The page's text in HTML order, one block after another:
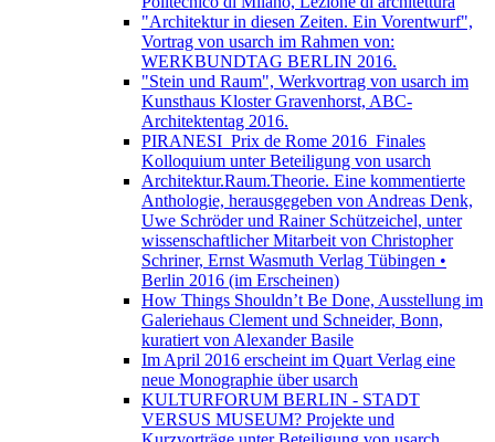
"Architektur in diesen Zeiten. Ein Vorentwurf",
Vortrag von usarch im Rahmen von:
WERKBUNDTAG BERLIN 2016.
"Stein und Raum", Werkvortrag von usarch im
Kunsthaus Kloster Gravenhorst, ABC-
Architektentag 2016.
PIRANESI_Prix de Rome 2016_Finales
Kolloquium unter Beteiligung von usarch
Architektur.Raum.Theorie. Eine kommentierte
Anthologie, herausgegeben von Andreas Denk,
Uwe Schröder und Rainer Schützeichel, unter
wissenschaftlicher Mitarbeit von Christopher
Schriner, Ernst Wasmuth Verlag Tübingen •
Berlin 2016 (im Erscheinen)
How Things Shouldn’t Be Done, Ausstellung im
Galeriehaus Clement und Schneider, Bonn,
kuratiert von Alexander Basile
Im April 2016 erscheint im Quart Verlag eine
neue Monographie über usarch
KULTURFORUM BERLIN - STADT
VERSUS MUSEUM? Projekte und